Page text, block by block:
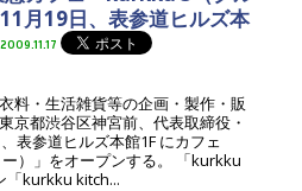
月19日、表参道ヒルズ本
2009.11.17
料・生活雑貨等の企画・製作・販
京都渋谷区神宮前、代表取締役・
表参道ヒルズ本館1F にカフェ
）」をオープンする。 「kurkku
「kurkku kitch...